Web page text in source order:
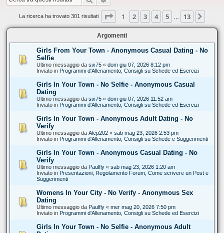
La ricerca ha trovato 301 risultati Pagina di 13
1 2 3 4 5 13
Argomenti
Girls From Your Town - Anonymous Casual Dating - No
Selfie
Ultimo messaggio da six75 « dom giu 07, 2026 8:12 pm
Inviato in Programmi d'Allenamento, Consigli su Schede ed Esercizi
Girls In Your Town - No Selfie - Anonymous Casual
Dating
Ultimo messaggio da six75 « dom giu 07, 2026 11:52 am
Inviato in Programmi d'Allenamento, Consigli su Schede ed Esercizi
Girls In Your Town - Anonymous Adult Dating - No
Verify
Ultimo messaggio da Alep202 « sab mag 23, 2026 2:53 pm
Inviato in Programmi d'Allenamento, Consigli su Schede e Suggerimenti
Girls In Your Town - Anonymous Casual Dating - No
Verify
Ultimo messaggio da Paulfly « sab mag 23, 2026 1:20 am
Inviato in Presentazioni, Regolamento Forum, Come scrivere un Post e
Suggerimenti
Womens In Your City - No Verify - Anonymous Sex
Dating
Ultimo messaggio da Paulfly « mer mag 20, 2026 7:50 pm
Inviato in Programmi d'Allenamento, Consigli su Schede ed Esercizi
Girls In Your Town - No Selfie - Anonymous Adult